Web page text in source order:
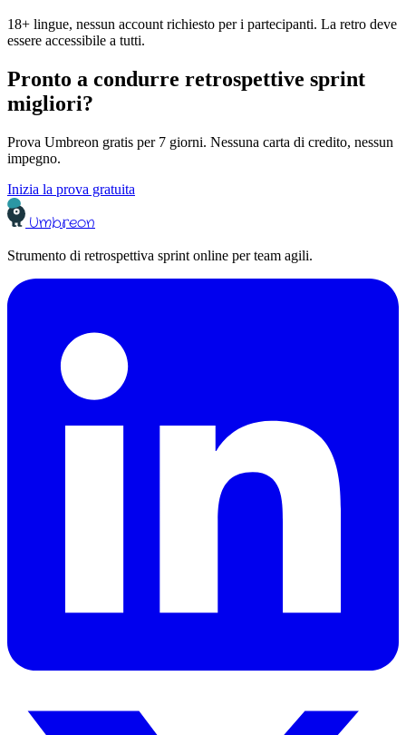
18+ lingue, nessun account richiesto per i partecipanti. La retro deve
essere accessibile a tutti.
Pronto a condurre retrospettive sprint
migliori?
Prova Umbreon gratis per 7 giorni. Nessuna carta di credito, nessun
impegno.
Inizia la prova gratuita
Umbreon
Strumento di retrospettiva sprint online per team agili.